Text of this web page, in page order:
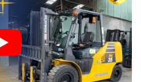
E20
T
8FB
R18